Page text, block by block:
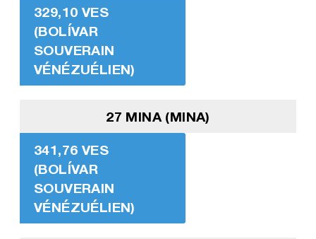
329,10 VES
(BOLÍVAR
SOUVERAIN
VÉNÉZUÉLIEN)
27 MINA (MINA)
341,76 VES
(BOLÍVAR
SOUVERAIN
VÉNÉZUÉLIEN)